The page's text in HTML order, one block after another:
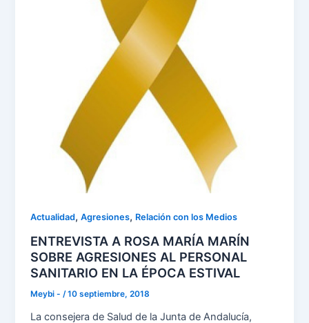
Actualidad,Agresiones, Relación con los Medios
ENTREVISTA A ROSA MARÍA MARÍN
SOBRE AGRESIONES AL PERSONAL
SANITARIO EN LA ÉPOCA ESTIVAL
Meybi -/10 septiembre, 2018
La consejera de Salud de la Junta de Andalucía,